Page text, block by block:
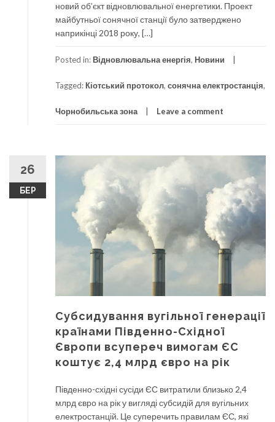
новий об’єкт відновлювальної енергетики. Проект
майбутньої сонячної станції було затверджено
наприкінці 2018 року, […]
Posted in: Відновлювальна енергія, Новини
Tagged: Кіотський протокол, сонячна електростанція,
Чорнобильська зона Leave a comment
26
БЕР
Субсидування вугільної генерації
країнами Південно-Східної
Європи всупереч вимогам ЄС
коштує 2,4 млрд євро на рік
Південно-східні сусіди ЄС витратили близько 2,4
млрд євро на рік у вигляді субсидій для вугільних
електростанцій. Це суперечить правилам ЄС, які